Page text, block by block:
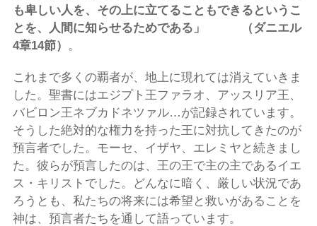
も卑しい人を、その上に立てることもできるというこ
とを、人間に知らせるためである」 （ダニエル
4章14節） 。
これまで多くの覇者が、地上に現れては消えていきま
した。聖書にはエジプト王ファラオ、アッスリア王、
バビロン王ネブカドネツァル…が記録されています。
そうした絶対的な権力を持った王に対抗してきたのが
預言者でした。モーセ、イザヤ、エレミヤと続きまし
た。彼らが預言したのは、王の王で主の主であるイエ
ス・キリストでした。どんなに暗く、厳しい状況であ
ろうとも、私たちの将来には希望と救いがあることを
神は、預言者たちを通して語っています。